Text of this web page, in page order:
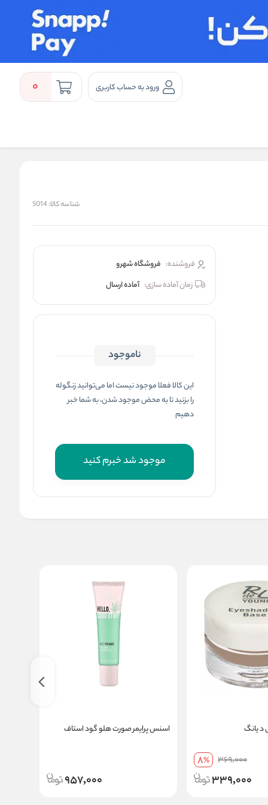
ورود به حساب کاربری 0
شناسه کالا:5014
فروشنده: فروشگاه شهرو
زمان آماده سازی: آماده ارسال
ناموجود
این کالا فعلا موجود نیست اما می‌توانید زنگوله
را بزنید تا به محض موجود شدن، به شما خبر
دهیم
موجود شد خبرم کنید
د یانگ
369,000
8%
339,000
اسنس پرایمر صورت هلو گود استاف
957,000